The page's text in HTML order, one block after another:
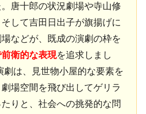
唐十郎の状況劇場や寺山修
して吉田日出子が旗揚げに
などが、既成の演劇の枠を
衛的な表現を追求しまし
劇は、見世物小屋的な要素を
場空間を飛び出してゲリラ
りと、社会への挑発的な問